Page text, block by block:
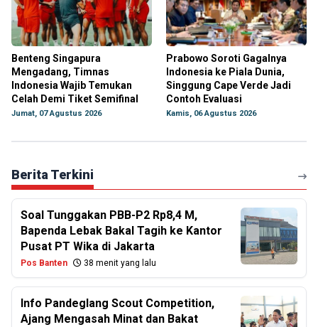
Benteng Singapura
Mengadang, Timnas
Indonesia Wajib Temukan
Celah Demi Tiket Semifinal
Jumat, 07 Agustus 2026
Prabowo Soroti Gagalnya
Indonesia ke Piala Dunia,
Singgung Cape Verde Jadi
Contoh Evaluasi
Kamis, 06 Agustus 2026
Berita Terkini
Soal Tunggakan PBB-P2 Rp8,4 M,
Bapenda Lebak Bakal Tagih ke Kantor
Pusat PT Wika di Jakarta
Pos Banten 38 menit yang lalu
Info Pandeglang Scout Competition,
Ajang Mengasah Minat dan Bakat